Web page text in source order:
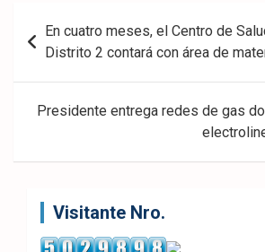
Navegación
de
entradas
En cuatro meses, el Centro de
Distrito 2 contará con área de
Presidente entrega redes de gas
Visitante Nro.